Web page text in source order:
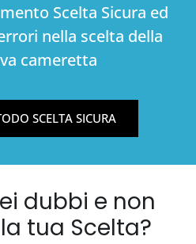
Scelta Sicura ed
nella scelta della
cameretta
SCELTA SICURA
dubbi e non
tua Scelta?